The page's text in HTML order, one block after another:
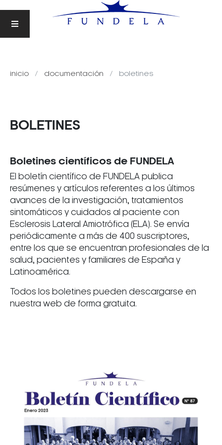
inicio documentación boletines
BOLETINES
Boletines científicos de FUNDELA
El boletín científico de FUNDELA publica
resúmenes y artículos referentes a los últimos
avances de la investigación, tratamientos
sintomáticos y cuidados al paciente con
Esclerosis Lateral Amiotrófica (ELA). Se envía
periódicamente a más de 400 suscriptores,
entre los que se encuentran profesionales de la
salud, pacientes y familiares de España y
Latinoamérica.
Todos los boletines pueden descargarse en
nuestra web de forma gratuita.